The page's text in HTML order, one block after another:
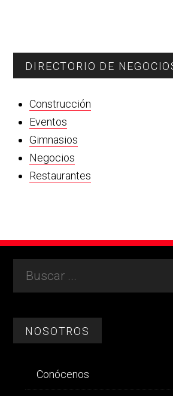
DIRECTORIO DE
Construcción
Eventos
Gimnasios
Negocios
Restaurantes
Footer
NOSOTROS
Conócenos